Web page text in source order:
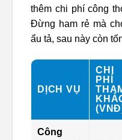
thêm chi phí công
Đừng ham rẻ mà
ẩu tả, sau này còn
DỊCH VỤ
CHI
PHÍ
Công